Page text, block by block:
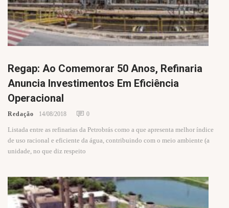
Regap: Ao Comemorar 50 Anos, Refinaria
Anuncia Investimentos Em Eficiência
Operacional
Redação 14/08/2018 0
Listada entre as refinarias da Petrobrás como a que apresenta melhor índice
de uso racional e eficiente da água, contribuindo com o meio ambiente (a
unidade, no que diz respeito